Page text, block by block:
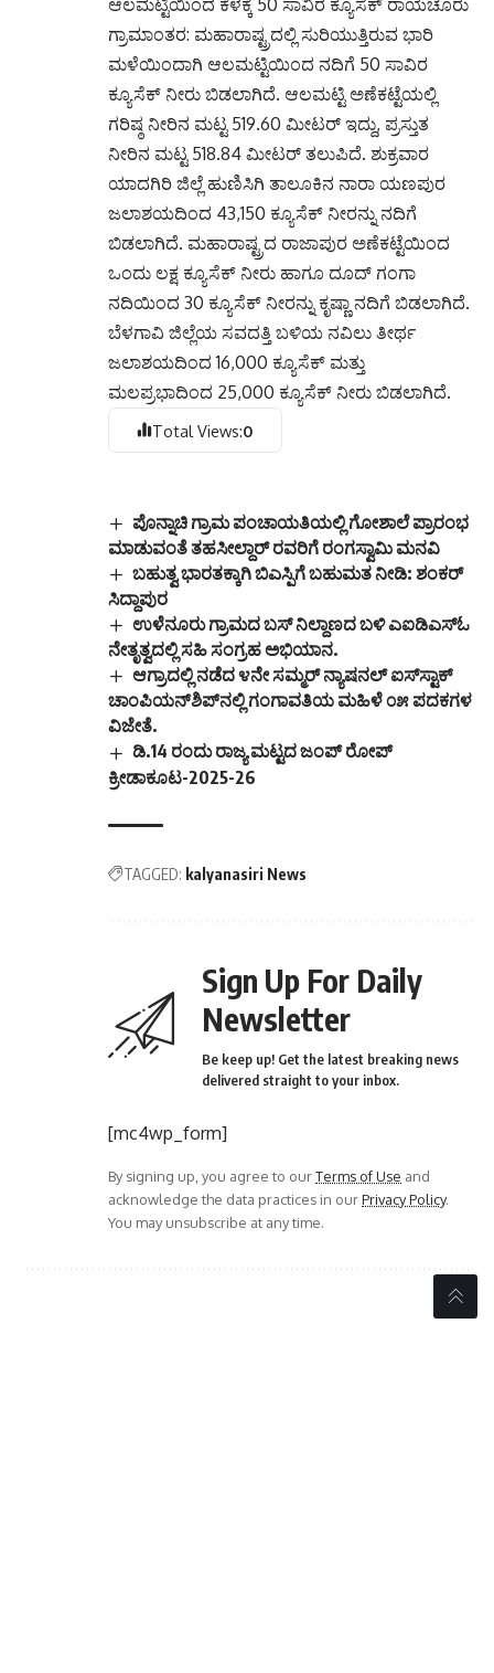
ನೀರಿನ ಮಟ್ಟ 518.84 ಮೀಟರ್ ತಲುಪಿದೆ. ಶುಕ್ರವಾರ
ಯಾದಗಿರಿ ಜಿಲ್ಲೆ ಹುಣಿಸಿಗಿ ತಾಲೂಕಿನ ನಾರಾ ಯಣಪುರ
ಜಲಾಶಯದಿಂದ 43,150 ಕ್ಯೂಸೆಕ್ ನೀರನ್ನು ನದಿಗೆ
ಬಿಡಲಾಗಿದೆ. ಮಹಾರಾಷ್ಟ್ರದ ರಾಜಾಪುರ ಅಣೆಕಟ್ಟೆಯಿಂದ
ಒಂದು ಲಕ್ಷ ಕ್ಯೂಸೆಕ್ ನೀರು ಹಾಗೂ ದೂದ್ ಗಂಗಾ
ನದಿಯಿಂದ 30 ಕ್ಯೂಸೆಕ್ ನೀರನ್ನು ಕೃಷ್ಣಾ ನದಿಗೆ ಬಿಡಲಾಗಿದೆ.
ಬೆಳಗಾವಿ ಜಿಲ್ಲೆಯ ಸವದತ್ತಿ ಬಳಿಯ ನವಿಲು ತೀರ್ಥ
ಜಲಾಶಯದಿಂದ 16,000 ಕ್ಯೂಸೆಕ್ ಮತ್ತು
ಮಲಪ್ರಭಾದಿಂದ 25,000 ಕ್ಯೂಸೆಕ್ ನೀರು ಬಿಡಲಾಗಿದೆ.
Total Views:0
ಪೊನ್ನಾಚಿ ಗ್ರಾಮ ಪಂಚಾಯತಿಯಲ್ಲಿ ಗೋಶಾಲೆ ಪ್ರಾರಂಭ
ಮಾಡುವಂತೆ ತಹಸೀಲ್ದಾರ್ ರವರಿಗೆ ರಂಗಸ್ವಾಮಿ ಮನವಿ
ಬಹುತ್ವ ಭಾರತಕ್ಕಾಗಿ ಬಿಎಸ್ಪಿಗೆ ಬಹುಮತ ನೀಡಿ: ಶಂಕರ್
ನೇತೃತ್ವದಲ್ಲಿ ಸಹಿ ಸಂಗ್ರಹ ಅಭಿಯಾನ.
ಆಗ್ರಾದಲ್ಲಿ ನಡೆದ ೪ನೇ ಸಮ್ಮರ್ ನ್ಯಾಷನಲ್ ಐಸ್‌ಸ್ಟಾಕ್
ಚಾಂಪಿಯನ್‌ಶಿಪ್‌ನಲ್ಲಿ ಗಂಗಾವತಿಯ ಮಹಿಳೆ ೦೫ ಪದಕಗಳ
ವಿಜೇತೆ.
ಡಿ.14 ರಂದು ರಾಜ್ಯ ಮಟ್ಟದ ಜಂಪ್ ರೋಪ್
ಕ್ರೀಡಾಕೂಟ-2025-26
TAGGED:
Newsletter
[mc4wp_form]
By signing up, you agree to our
acknowledge the data practices in ourPrivacy Policy.
You may unsubscribe at any time.
Share This Article
ಹಣೆಯ ಮೇಲಿನ ವಿಭೂತಿಯು
ಒಂದು ಕಾಲದಲ್ಲಿ ನಿಮ್ಮ ಧರ್ಮದ